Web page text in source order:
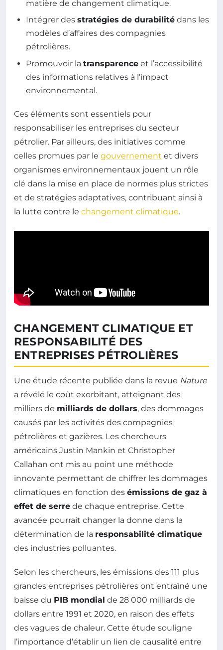
matière de changement climatique.
Intégrer des stratégies de durabilité dans les
modèles d’affaires des compagnies
pétrolières.
Promouvoir la transparence et l’accessibilité
des informations relatives à l’impact
environnemental.
Ces éléments sont essentiels pour
responsabiliser les entreprises du secteur
pétrolier. Par ailleurs, des initiatives comme
celles promues par le gouvernement et divers
organismes environnementaux jouent un rôle
clé dans la mise en place de normes plus strictes
et de stratégies adaptatives, contribuant ainsi à
la lutte contre le changement climatique.
CHANGEMENT CLIMATIQUE ET
RESPONSABILITÉ DES
ENTREPRISES PÉTROLIÈRES
Une étude récente publiée dans la revue Nature
a révélé le coût exorbitant, atteignant des
milliers de milliards de dollars, des dommages
causés par les activités des compagnies
pétrolières et gazières. Les chercheurs
américains Justin Mankin et Christopher
Callahan ont mis au point une méthode
innovante permettant de chiffrer les dommages
climatiques en fonction des émissions de gaz à
effet de serre de chaque entreprise. Cette
avancée pourrait changer la donne dans la
détermination de la responsabilité climatique
des industries polluantes.
Selon les chercheurs, les émissions des 111 plus
grandes entreprises pétrolières ont entraîné une
baisse du PIB mondial de 28 000 milliards de
dollars entre 1991 et 2020, en raison des effets
des vagues de chaleur. Cette étude souligne
l’importance d’établir un lien de causalité entre